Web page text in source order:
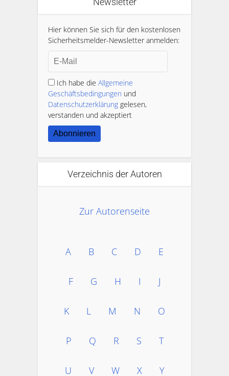
Hier können Sie sich für den kostenlosen
Sicherheitsmelder-Newsletter anmelden:
Ich habe die Allgemeine
Geschäftsbedingungen und
Datenschutzerklärung gelesen,
verstanden und akzeptiert
Abonnieren
Verzeichnis der Autoren
Zur Autorenseite
A B C D E
F G H I J
K L M N O
P Q R S T
U V W X Y